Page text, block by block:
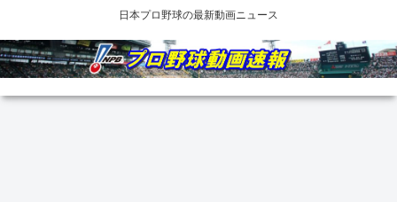
日本プロ野球の最新動画ニュース